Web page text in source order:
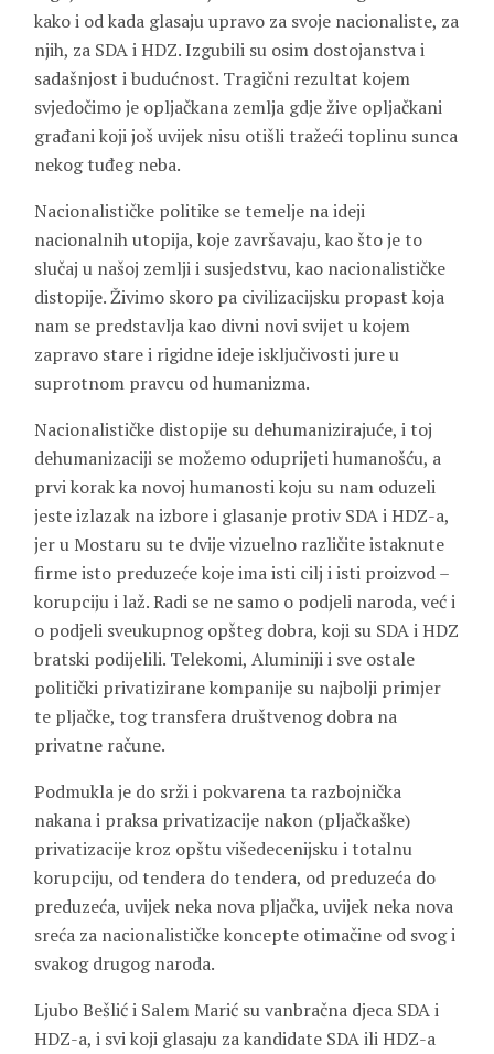
kako i od kada glasaju upravo za svoje nacionaliste, za
njih, za SDA i HDZ. Izgubili su osim dostojanstva i
sadašnjost i budućnost. Tragični rezultat kojem
svjedočimo je opljačkana zemlja gdje žive opljačkani
građani koji još uvijek nisu otišli tražeći toplinu sunca
nekog tuđeg neba.
Nacionalističke politike se temelje na ideji
nacionalnih utopija, koje završavaju, kao što je to
slučaj u našoj zemlji i susjedstvu, kao nacionalističke
distopije. Živimo skoro pa civilizacijsku propast koja
nam se predstavlja kao divni novi svijet u kojem
zapravo stare i rigidne ideje isključivosti jure u
suprotnom pravcu od humanizma.
Nacionalističke distopije su dehumanizirajuće, i toj
dehumanizaciji se možemo oduprijeti humanošću, a
prvi korak ka novoj humanosti koju su nam oduzeli
jeste izlazak na izbore i glasanje protiv SDA i HDZ-a,
jer u Mostaru su te dvije vizuelno različite istaknute
firme isto preduzeće koje ima isti cilj i isti proizvod –
korupciju i laž. Radi se ne samo o podjeli naroda, već i
o podjeli sveukupnog opšteg dobra, koji su SDA i HDZ
bratski podijelili. Telekomi, Aluminiji i sve ostale
politički privatizirane kompanije su najbolji primjer
te pljačke, tog transfera društvenog dobra na
privatne račune.
Podmukla je do srži i pokvarena ta razbojnička
nakana i praksa privatizacije nakon (pljačkaške)
privatizacije kroz opštu višedecenijsku i totalnu
korupciju, od tendera do tendera, od preduzeća do
preduzeća, uvijek neka nova pljačka, uvijek neka nova
sreća za nacionalističke koncepte otimačine od svog i
svakog drugog naroda.
Ljubo Bešlić i Salem Marić su vanbračna djeca SDA i
HDZ-a, i svi koji glasaju za kandidate SDA ili HDZ-a